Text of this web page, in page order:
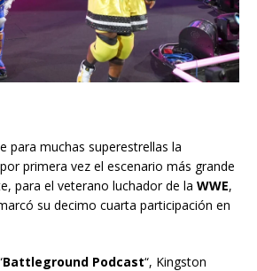
para muchas superestrellas la
primera vez el escenario más grande
para el veterano luchador de la WWE,
su decimo cuarta participación en
Battleground Podcast“, Kingston